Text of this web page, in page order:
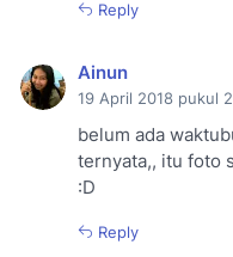
Reply
Ainun
19 April 2018 pukul
belum ada
ternyata,, itu foto
:D
Reply